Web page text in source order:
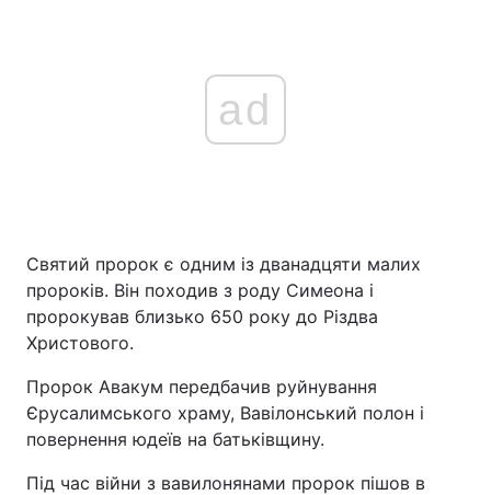
ad
Святий пророк є одним із дванадцяти малих
пророків. Він походив з роду Симеона і
пророкував близько 650 року до Різдва
Христового.
Пророк Авакум передбачив руйнування
Єрусалимського храму, Вавілонський полон і
повернення юдеїв на батьківщину.
Під час війни з вавилонянами пророк пішов в